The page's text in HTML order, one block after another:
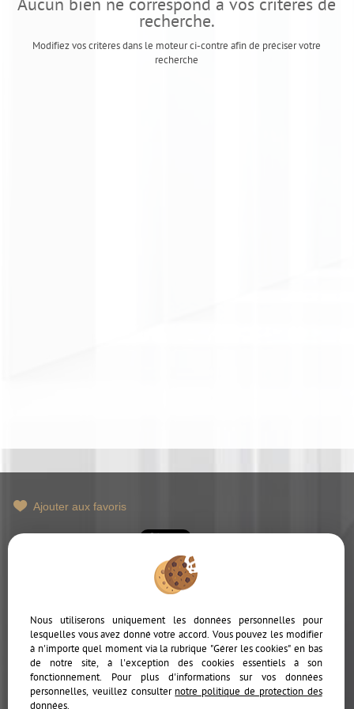
Aucun bien ne correspond à vos critères de
recherche.
Modifiez vos critères dans le moteur ci-contre afin de préciser votre
recherche
Ajouter aux favoris
Politique de protection des données
Accès Propriétaire
Nous utiliserons uniquement les données personnelles pour
lesquelles vous avez donné votre accord. Vous pouvez les modifier
à n'importe quel moment via la rubrique "Gérer les cookies" en bas
de notre site, à l'exception des cookies essentiels à son
fonctionnement. Pour plus d'informations sur vos données
personnelles, veuillez consulter notre politique de protection des
données.